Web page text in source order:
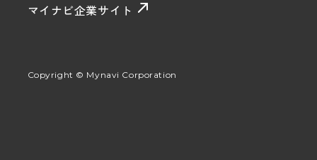
マイナビ企業サイト
Copyright © Mynavi Corporation